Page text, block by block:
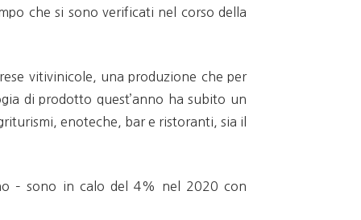
che si sono verificati nel corso della
vitivinicole, una produzione che per
di prodotto quest’anno ha subito un
enoteche, bar e ristoranti, sia il
– sono in calo del 4% nel 2020 con